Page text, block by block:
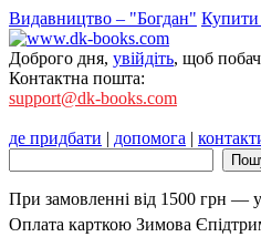
Видавництво – "Богдан" Купити
Доброго дня, увійдіть, щоб
Контактна пошта:
support@dk-books.com
де придбати | допомога |
При замовленні від 1500 грн —
Оплата карткою Зимова